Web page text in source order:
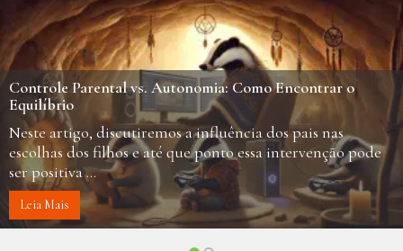
Qi Gong: Equilíbrio e Harmonia para a Vida Moderna
O Chi Gong, também conhecido como Qigong, é uma
prática milenar chinesa que combina movimentos suaves,
respiração controlada e meditação ...
Leia Mais